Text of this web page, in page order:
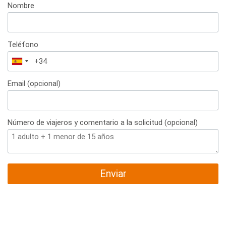
Nombre
Teléfono
España
+34
Email (opcional)
Número de viajeros y comentario a la solicitud (opcional)
Enviar